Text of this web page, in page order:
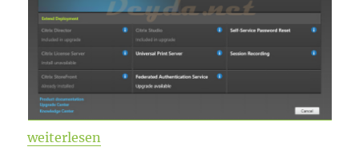
„Citrix Virtual Apps and Desktops & WEM 2003 ist
weiterlesen